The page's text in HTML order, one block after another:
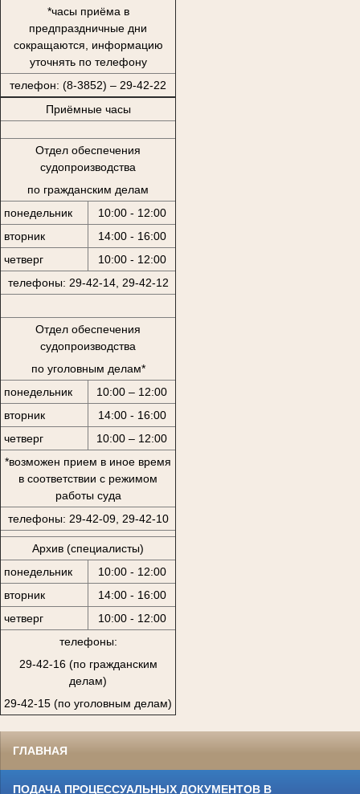
*часы приёма в
предпраздничные дни
сокращаются, информацию
уточнять по телефону
телефон: (8-3852) – 29-42-22
Приёмные часы
Отдел обеспечения
судопроизводства
по гражданским делам
понедельник
10:00 - 12:00
вторник
14:00 - 16:00
четверг
10:00 - 12:00
телефоны: 29-42-14, 29-42-12
Отдел обеспечения
судопроизводства
по уголовным делам*
понедельник
10:00 – 12:00
вторник
14:00 - 16:00
четверг
10:00 – 12:00
*возможен прием в иное время
в соответствии с режимом
работы суда
телефоны: 29-42-09, 29-42-10
Архив (специалисты)
понедельник
10:00 - 12:00
вторник
14:00 - 16:00
четверг
10:00 - 12:00
телефоны:
29-42-16 (по гражданским
делам)
29-42-15 (по уголовным делам)
ГЛАВНАЯ
ПОДАЧА ПРОЦЕССУАЛЬНЫХ ДОКУМЕНТОВ В